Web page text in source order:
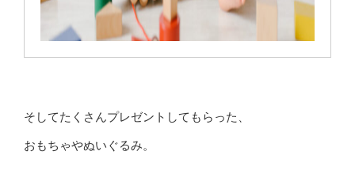
そしてたくさんプレゼントしてもらった、
おもちゃやぬいぐるみ。